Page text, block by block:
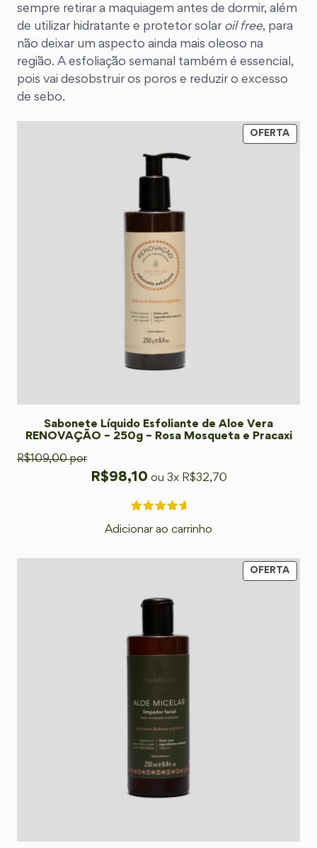
sempre retirar a maquiagem antes de dormir, além
de utilizar hidratante e protetor solar oil free, para
não deixar um aspecto ainda mais oleoso na
região. A esfoliação semanal também é essencial,
pois vai desobstruir os poros e reduzir o excesso
de sebo.
OFERTA
Sabonete Líquido Esfoliante de Aloe Vera
RENOVAÇÃO – 250g – Rosa Mosqueta e Pracaxi
R$109,00por
R$98,10 ou 3x R$32,70
Adicionar ao carrinho
OFERTA